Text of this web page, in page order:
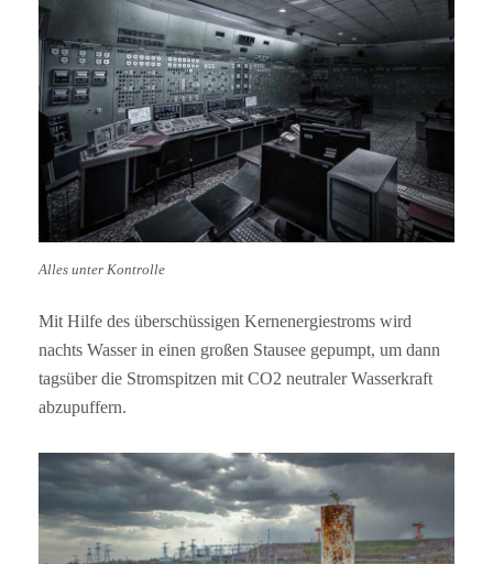
Alles unter Kontrolle
Mit Hilfe des überschüssigen Kernenergiestroms wird
nachts Wasser in einen großen Stausee gepumpt, um dann
tagsüber die Stromspitzen mit CO2 neutraler Wasserkraft
abzupuffern.